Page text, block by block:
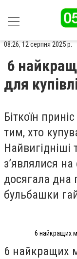
08:26, 12 серпня 2025 р.
6
для
Біткоїн
тим, хто
Найвигідніші
з’являлися
досягала дна
бульбашки
6 найкращих
6 найкращих